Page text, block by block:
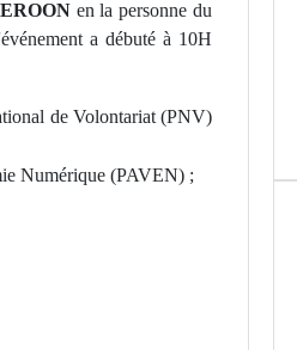
en la personne du
a débuté à 10H
de Volontariat (PNV)
Numérique (PAVEN) ;